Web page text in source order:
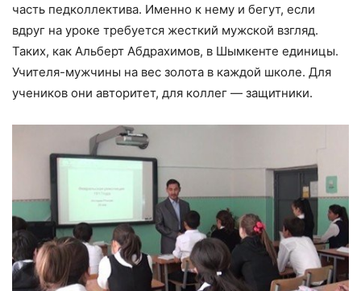
часть педколлектива. Именно к нему и бегут, если
вдруг на уроке требуется жесткий мужской взгляд.
Таких, как Альберт Абдрахимов, в Шымкенте единицы.
Учителя-мужчины на вес золота в каждой школе. Для
учеников они авторитет, для коллег — защитники.